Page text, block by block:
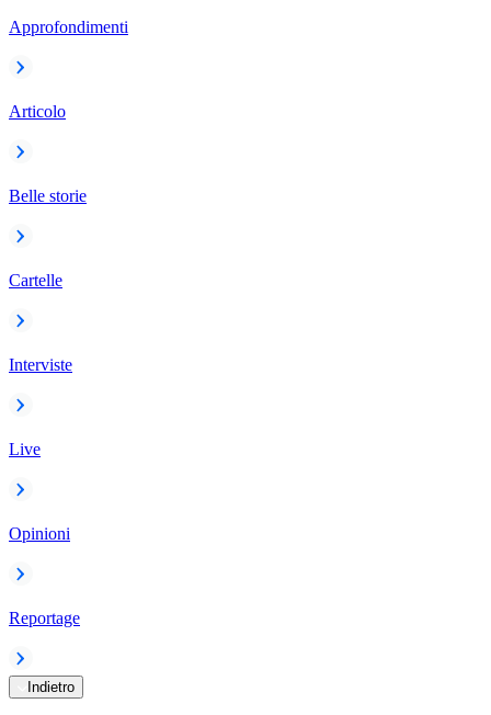
Approfondimenti
Articolo
Belle storie
Cartelle
Interviste
Live
Opinioni
Reportage
Indietro